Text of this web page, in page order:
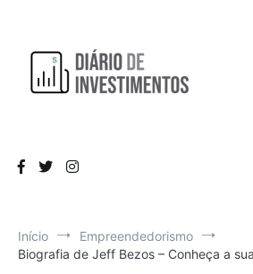
conteúdo
Início
Empreendedorismo
Biografia de Jeff Bezos – Conheça a